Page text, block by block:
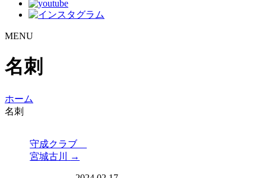
MENU
名刺
ホーム
名刺
守成クラブ
宮城古川
→